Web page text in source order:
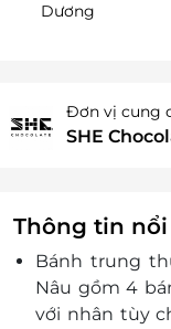
Dương
Đơn vị cung
SHE
Thông tin
Bánh trung
Nâu gồm 4
với nhân tùy